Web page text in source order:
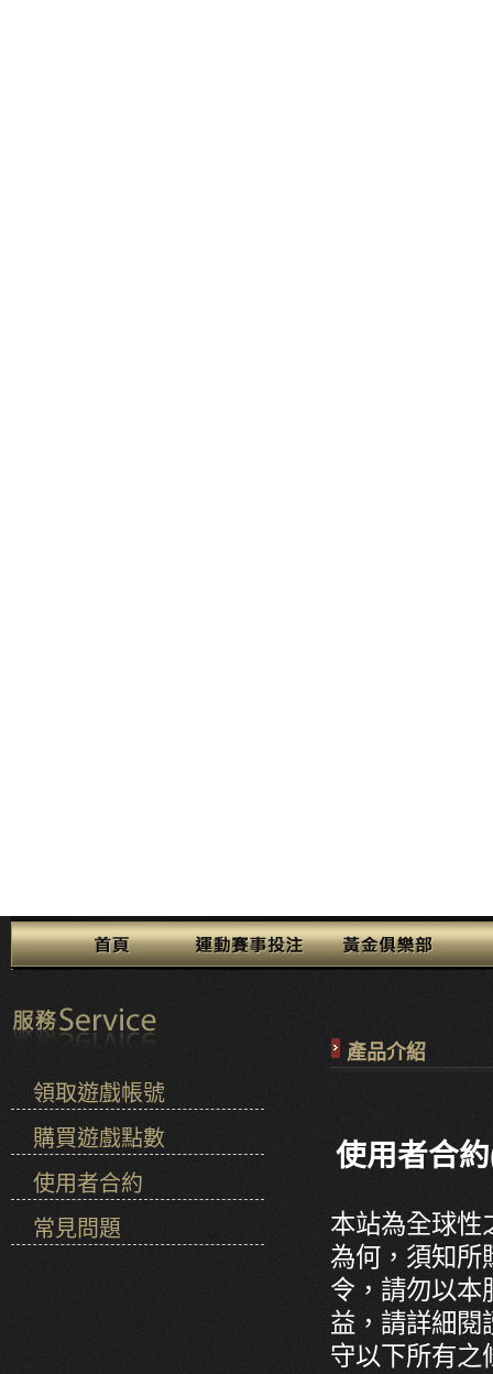
領取遊戲帳號
購買遊戲點數
使用者合約
常見問題
產品介紹
使用者合
本站為全球性
為何，須知所
令，請勿以本
益，請詳細閱
守以下所有之